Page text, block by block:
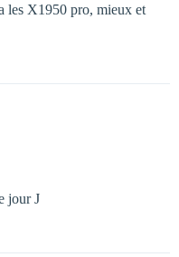
les X1950 pro, mieux et
jour J